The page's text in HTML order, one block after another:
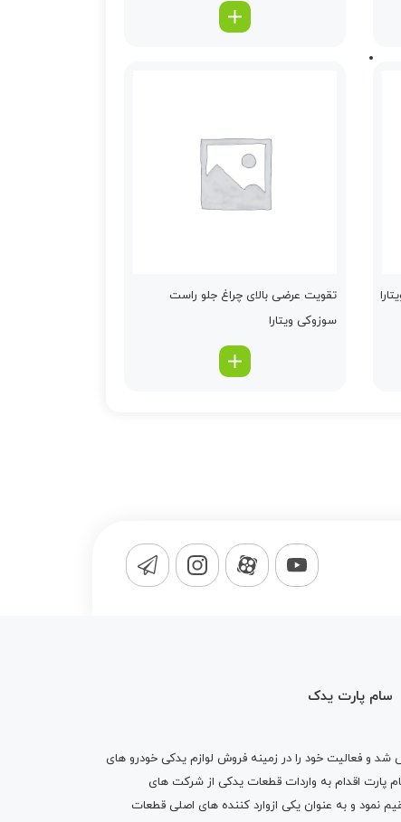
تقویت عرضی بالای چراغ جلو راست
سوزوکی ویتارا
سام پارت یدک
تاسیس شد و فعالیت خود را در زمینه فروش لوازم یدکی خودرو های
کرد . پس از گذشت10 سال سام پارت اقدام به واردات قطعات یدکی از شرکت های
نمود و به عنوان یکی ازوارد کننده های اصلی قطعات